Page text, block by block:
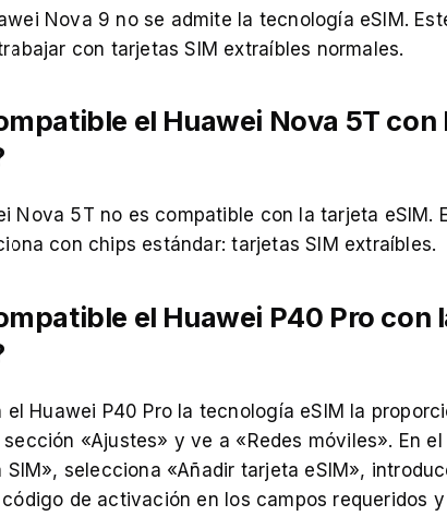
Nova 9 no se admite la tecnología eSIM.
con tarjetas SIM extraíbles normales.
el Huawei Nova 5T
Nova 5T no es compatible con la tarjeta eSIM.
con chips estándar: tarjetas SIM extraíbles.
el Huawei P40 Pro con
el Huawei P40 Pro la tecnología eSIM la
sección «Ajustes» y ve a «Redes móviles». En
SIM», selecciona «Añadir tarjeta eSIM»,
código de activación en los campos requeridos